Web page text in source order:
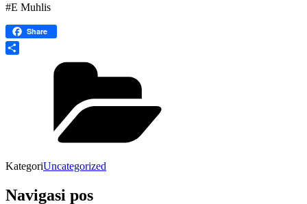
#E Muhlis
Share
KategoriUncategorized
Navigasi pos